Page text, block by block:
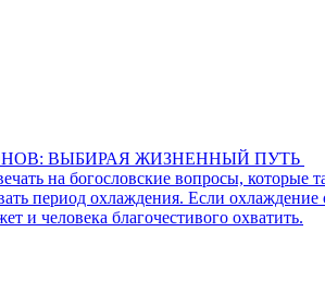
ВЫБИРАЯ ЖИЗНЕННЫЙ ПУТЬ
на богословские вопросы, которые
период охлаждения. Если
и человека благочестивого охватить.